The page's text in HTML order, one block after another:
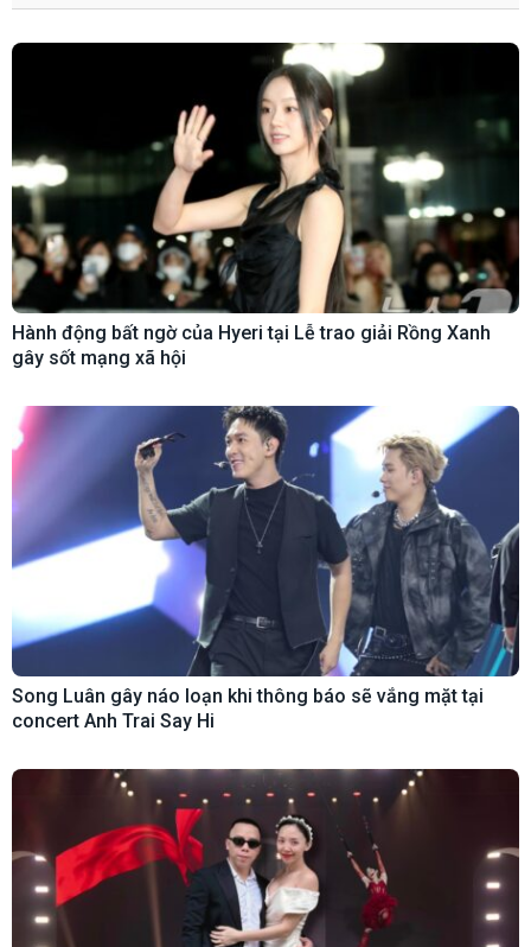
Hành động bất ngờ của Hyeri tại Lễ trao giải Rồng Xanh
gây sốt mạng xã hội
Song Luân gây náo loạn khi thông báo sẽ vắng mặt tại
concert Anh Trai Say Hi